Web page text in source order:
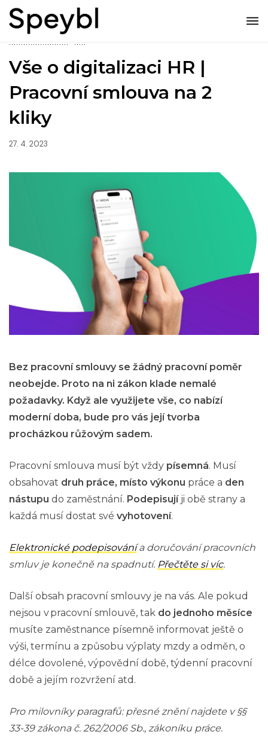
Vše o digitalizaci HR |
Pracovní smlouva na 2
kliky
27. 4. 2023
Bez pracovní smlouvy se žádný pracovní poměr
neobejde. Proto na ni zákon klade nemalé
požadavky. Když ale využijete vše, co nabízí
moderní doba, bude pro vás její tvorba
procházkou růžovým sadem.
Pracovní smlouva musí být vždy písemná. Musí
obsahovat druh práce, místo výkonu práce a den
nástupu do zaměstnání. Podepisujíji obě strany a
každá musí dostat své vyhotovení.
Elektronické podepisovánía doručování pracovních
smluv je konečně na spadnutí. Přečtěte si víc.
Další obsah pracovní smlouvy je na vás. Ale pokud
nejsou v pracovní smlouvě, tak do jednoho měsíce
musíte zaměstnance písemně informovat ještě o
výši, termínu a způsobu výplaty mzdy a odměn, o
délce dovolené, výpovědní době, týdenní pracovní
době a jejím rozvržení atd.
Pro milovníky paragrafů: přesné znění najdete v §§
33-39 zákona č. 262/2006 Sb., zákoníku práce.